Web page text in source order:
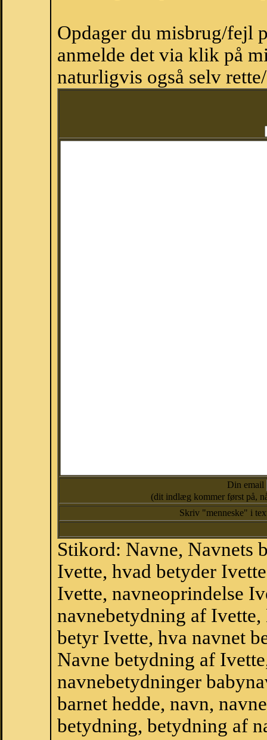
Opdager du misbrug/fejl
anmelde det via klik på
naturligvis også selv
Din email
(dit indlæg kommer først på,
Skriv "menneske" i
Stikord: Navne, Navnets
Ivette, hvad betyder
Ivette, navneoprindelse
navnebetydning af
betyr Ivette, hva navnet
Navne betydning af
navnebetydninger
barnet hedde, navn,
betydning, betydning af